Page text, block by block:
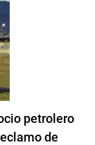
petrolero
de